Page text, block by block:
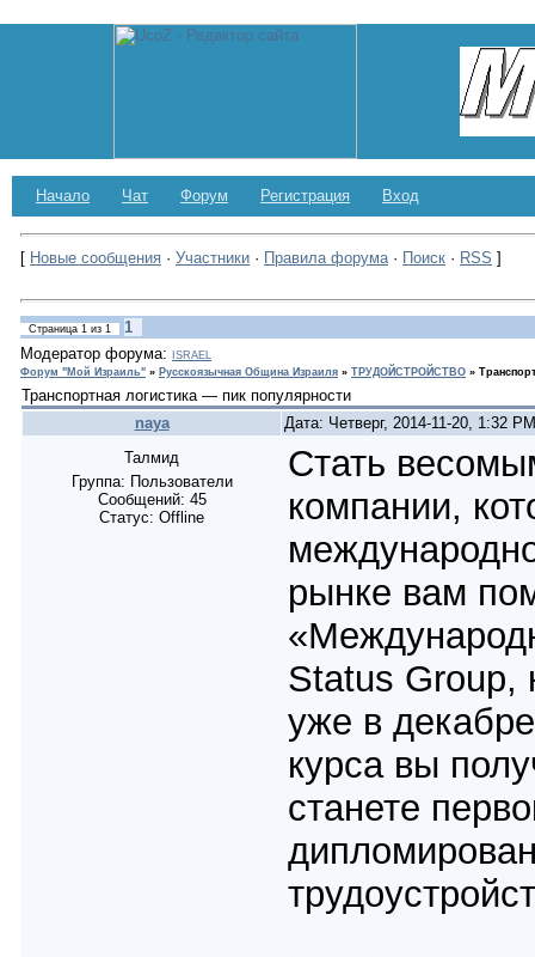
Начало Чат Форум Регистрация Вход
[ Новые сообщения · Участники · Правила форума· Поиск · RSS ]
Страница 1 из 1
1
Модератор форума:
ISRAEL
Форум "Мой Израиль" » Русскоязычная Община Израиля » ТРУДОЙСТРОЙСТВО »
Транспортная логистика — пик популярности
naya
Дата: Четверг, 2014-11-20, 1:32
Талмид
Группа: Пользователи
Сообщений: 45
Статус: Offline
Стать
компании,
рынке вам
Status Group,
уже в
курса вы
станете